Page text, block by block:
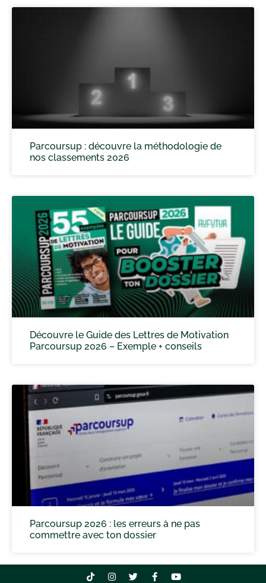
Parcoursup : découvre la méthodologie de
nos classements 2026
Découvre le Guide des Lettres de Motivation
Parcoursup 2026 – Exemple + conseils
Parcoursup 2026 : les erreurs à ne pas
commettre avec ton dossier